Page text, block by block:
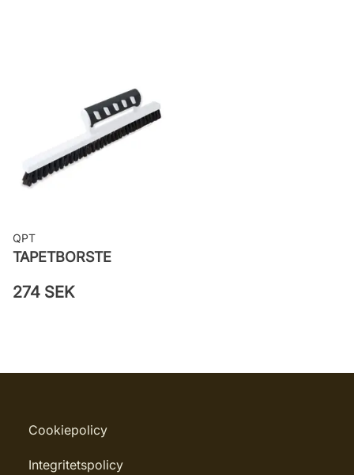
woven
Applicering av lim: Lim strykes på
väggen
Leverantörens artikelnummer: 15931
QPT
TAPETBORSTE
274 SEK
Cookiepolicy
Integritetspolicy